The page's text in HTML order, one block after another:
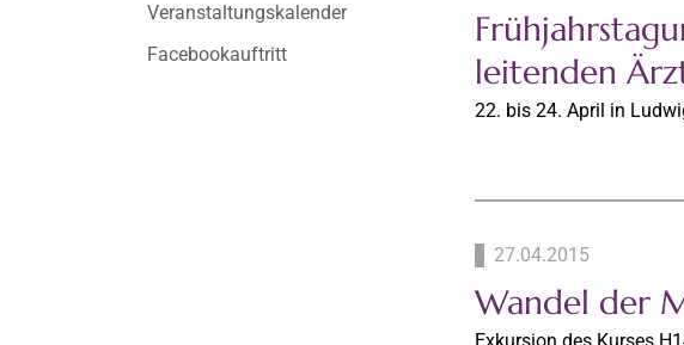
Veranstaltungskalender
Facebookauftritt
leitenden
22. bis 24. April in
27.04.2015
Wandel der